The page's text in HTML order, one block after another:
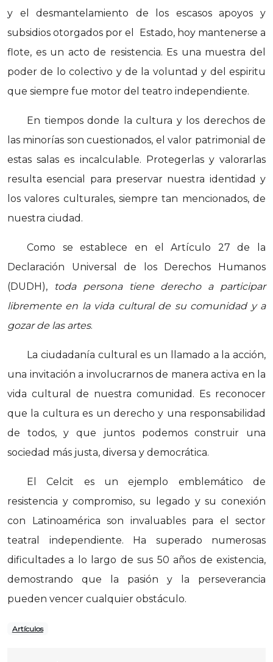
y el desmantelamiento de los escasos apoyos y
subsidios otorgados por el
Estado, hoy mantenerse a
flote, es un acto de resistencia. Es una muestra del
poder de lo colectivo y de la voluntad y del espiritu
que siempre fue motor del teatro independiente.
En tiempos donde la cultura y los derechos de
las minorías son cuestionados, el valor patrimonial de
estas salas es incalculable. Protegerlas y valorarlas
resulta esencial para preservar nuestra identidad y
los valores culturales, siempre tan mencionados, de
nuestra ciudad.
Como se establece en el Artículo 27 de la
Declaración Universal de los Derechos Humanos
(DUDH),
toda persona tiene derecho a participar
libremente en la vida cultural de su comunidad y a
gozar de las artes.
La ciudadanía cultural es un llamado a la acción,
una invitación a involucrarnos de manera activa en la
vida cultural de nuestra comunidad. Es reconocer
que la cultura es un derecho y una responsabilidad
de todos, y que juntos podemos construir una
sociedad más justa, diversa y democrática.
El Celcit es un ejemplo emblemático de
resistencia y compromiso, su legado y su conexión
con Latinoamérica son invaluables para el sector
teatral independiente. Ha superado numerosas
dificultades a lo largo de sus 50 años de existencia,
demostrando que la pasión y la perseverancia
pueden vencer cualquier obstáculo.
Artículos